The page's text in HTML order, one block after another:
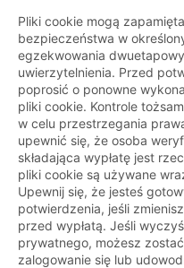
Pliki cookie mogą
bezpieczeństwa w
egzekwowania
uwierzytelnienia. Przed
poprosić o ponowne
pliki cookie. Kontrole
w celu przestrzegania
upewnić się, że osoba
składająca wypłatę jest
pliki cookie są używane
Upewnij się, że jesteś
potwierdzenia, jeśli
przed wypłatą. Jeśli
prywatnego, możesz
zalogowanie się lub